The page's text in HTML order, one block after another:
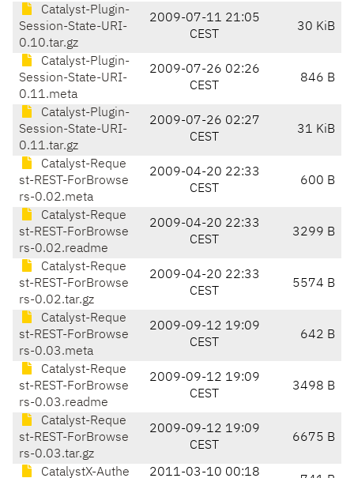
Catalyst-Plugin-
Session-State-URI-
0.10.tar.gz
2009-07-11 21:05
CEST
30 KiB
Catalyst-Plugin-
Session-State-URI-
0.11.meta
2009-07-26 02:26
CEST
846 B
Catalyst-Plugin-
Session-State-URI-
0.11.tar.gz
2009-07-26 02:27
CEST
31 KiB
Catalyst-Reque
st-REST-ForBrowse
rs-0.02.meta
2009-04-20 22:33
CEST
600 B
Catalyst-Reque
st-REST-ForBrowse
rs-0.02.readme
2009-04-20 22:33
CEST
3299 B
Catalyst-Reque
st-REST-ForBrowse
rs-0.02.tar.gz
2009-04-20 22:33
CEST
5574 B
Catalyst-Reque
st-REST-ForBrowse
rs-0.03.meta
2009-09-12 19:09
CEST
642 B
Catalyst-Reque
st-REST-ForBrowse
rs-0.03.readme
2009-09-12 19:09
CEST
3498 B
Catalyst-Reque
st-REST-ForBrowse
rs-0.03.tar.gz
2009-09-12 19:09
CEST
6675 B
CatalystX-Authe
2011-03-10 00:18